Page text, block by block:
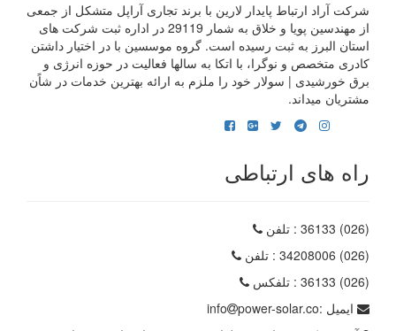
شرکت آراد ارتباط پایدار لارین با برند تجاری آراپل متشکل از جمعی
از مهندسین پویا و خلاق به شمار 29119 در اداره ثبت شرکت های
استان البرز به ثبت رسیده است. گروه موسسین با در اختیار داشتن
کادری متخصص و نوگرا، با اتکا به سالها فعالیت در حوزه انرژی و
برق خورشیدی | سولار خود را ملزم به ارائه بهترین خدمات در شاًن
مشتریان میداند.
راه های ارتباطی
(026) 36133
: تلفن
(026) 34208006
: تلفن
(026) 36133
: تلفکس
ایمیل :
info
power-solar.co